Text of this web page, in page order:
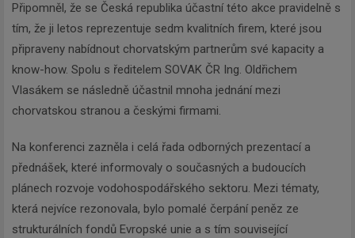
Připomněl, že se Česká republika účastní této akce pravidelně s
tím, že ji letos reprezentuje sedm kvalitních firem, které jsou
připraveny nabídnout chorvatským partnerům své kapacity a
know-how. Spolu s ředitelem SOVAK ČR Ing. Oldřichem
Vlasákem se následně účastnil mnoha jednání mezi
chorvatskou stranou a českými firmami.
Na konferenci zazněla i celá řada odborných prezentací a
přednášek, které informovaly o současných a budoucích
plánech rozvoje vodohospodářského sektoru. Mezi tématy,
která nejvíce rezonovala, bylo pomalé čerpání peněz ze
strukturálních fondů Evropské unie a s tím související